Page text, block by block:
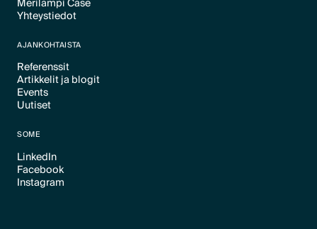
Text Link
Text Link
Yhteystiedot
AJANKOHTAISTA
Referenssit
Text Link
Artikkelit ja blogit
Text Link
Events
Text Link
Uutiset
SOME
LinkedIn
Text Link
Facebook
Text Link
Instagram